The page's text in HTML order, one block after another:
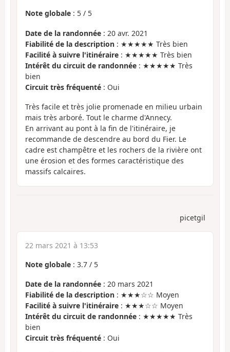
Note globale : 5 / 5
Date de la randonnée : 20 avr. 2021
Fiabilité de la description : ★★★★★ Très bien
Facilité à suivre l'itinéraire : ★★★★★ Très bien
Intérêt du circuit de randonnée : ★★★★★ Très
bien
Circuit très fréquenté : Oui
Très facile et très jolie promenade en milieu urbain
mais très arboré. Tout le charme d'Annecy.
En arrivant au pont à la fin de l'itinéraire, je
recommande de descendre au bord du Fier. Le
cadre est champêtre et les rochers de la rivière ont
une érosion et des formes caractéristique des
massifs calcaires.
picetgil
22 mars 2021 à 13:53
Note globale : 3.7 / 5
Date de la randonnée : 20 mars 2021
Fiabilité de la description : ★★★☆☆ Moyen
Facilité à suivre l'itinéraire : ★★★☆☆ Moyen
Intérêt du circuit de randonnée : ★★★★★ Très
bien
Circuit très fréquenté : Oui